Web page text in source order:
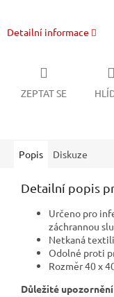
Detailní informace
ZEPTAT SE
Popis Diskuze
Detailní popis
Určeno pro
záchrannou
Netkaná
Odolné proti
Rozměr 40 x
Důležité